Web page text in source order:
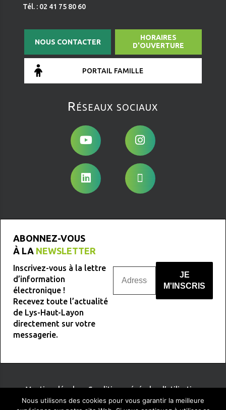
Tél. : 02 41 75 80 60
NOUS CONTACTER
HORAIRES
D'OUVERTURE
PORTAIL FAMILLE
Réseaux sociaux
ABONNEZ-VOUS
À LA NEWSLETTER
Inscrivez-vous à la lettre
d’information
électronique !
Recevez toute l’actualité
de Lys-Haut-Layon
directement sur votre
messagerie.
Mentions légales-Conditions générales d’utilisation
Nous utilisons des cookies pour vous garantir la meilleure